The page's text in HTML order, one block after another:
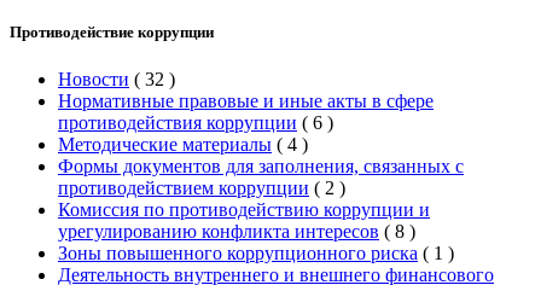
Противодействие коррупции
Новости ( 32 )
Нормативные правовые и иные акты в сфере
противодействия коррупции ( 6 )
Методические материалы ( 4 )
Формы документов для заполнения, связанных с
противодействием коррупции ( 2 )
Комиссия по противодействию коррупции и
урегулированию конфликта интересов ( 8 )
Зоны повышенного коррупционного риска ( 1 )
Деятельность внутреннего и внешнего финансового